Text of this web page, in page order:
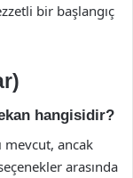
bir başlangıç
hangisidir?
mevcut, ancak
arasında